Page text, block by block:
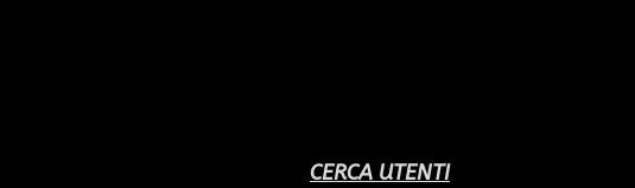
CERCA UTENTI